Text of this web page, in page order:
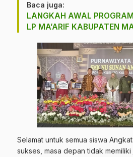
Baca juga:
LANGKAH AWAL
LP MA’ARIF KABUPATEN
Selamat untuk semua siswa
sukses, masa depan tidak